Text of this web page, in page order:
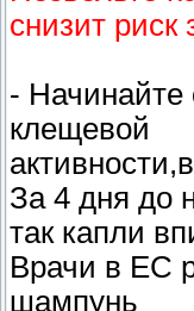
снизит
- Начинайте
клещевой
За 4 дня до
так капли
Врачи в ЕС
шампунь